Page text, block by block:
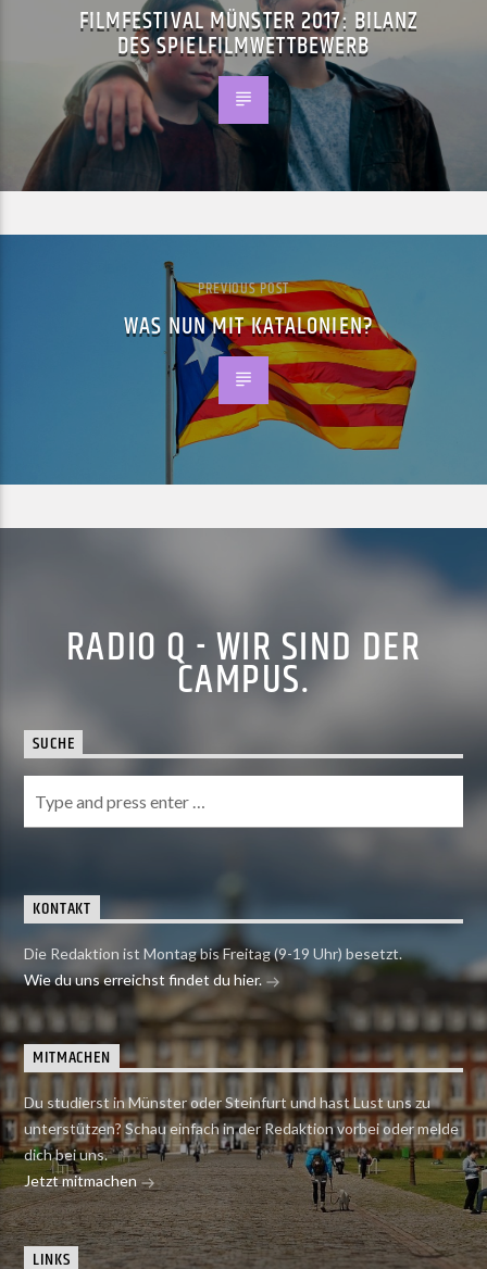
FILMFESTIVAL MÜNSTER 2017: BILANZ
DES SPIELFILMWETTBEWERB
PREVIOUS POST
WAS NUN MIT KATALONIEN?
RADIO Q - WIR SIND DER
CAMPUS.
SUCHE
KONTAKT
Die Redaktion ist Montag bis Freitag (9-19 Uhr) besetzt.
Wie du uns erreichst findet du hier.
MITMACHEN
Du studierst in Münster oder Steinfurt und hast Lust uns zu
unterstützen? Schau einfach in der Redaktion vorbei oder melde
dich bei uns.
Jetzt mitmachen
LINKS